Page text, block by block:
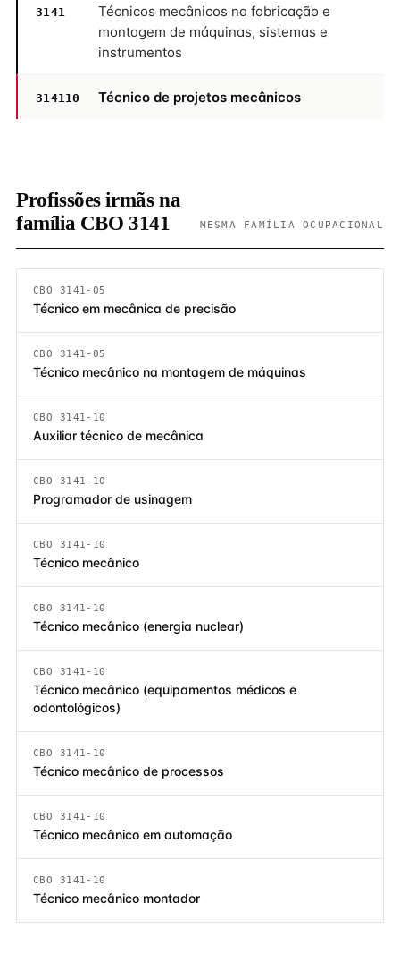
3141
Técnicos mecânicos na fabricação e
montagem de máquinas, sistemas e
instrumentos
314110 Técnico de projetos mecânicos
Profissões irmãs na
família CBO 3141
MESMA FAMÍLIA OCUPACIONAL
CBO 3141-05
Técnico em mecânica de precisão
CBO 3141-05
Técnico mecânico na montagem de máquinas
CBO 3141-10
Auxiliar técnico de mecânica
CBO 3141-10
Programador de usinagem
CBO 3141-10
Técnico mecânico
CBO 3141-10
Técnico mecânico (energia nuclear)
CBO 3141-10
Técnico mecânico (equipamentos médicos e
odontológicos)
CBO 3141-10
Técnico mecânico de processos
CBO 3141-10
Técnico mecânico em automação
CBO 3141-10
Técnico mecânico montador